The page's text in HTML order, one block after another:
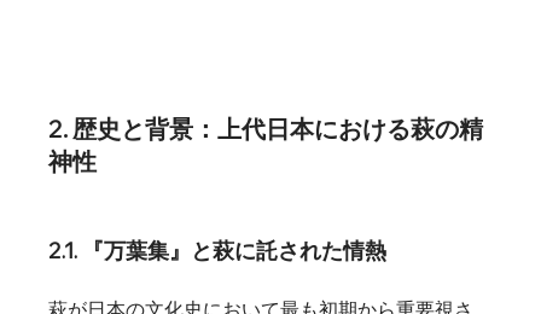
2. 歴史と背景：上代日本における萩の精
神性
2.1. 『万葉集』と萩に託された情熱
萩が日本の文化史において最も初期から重要視さ